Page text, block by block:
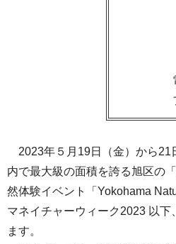
2023年５月19日（金）から21
内で最大級の面積を誇る旭区の
然体験イベント「Yokohama
マネイチャーウィーク2023 以
ます。